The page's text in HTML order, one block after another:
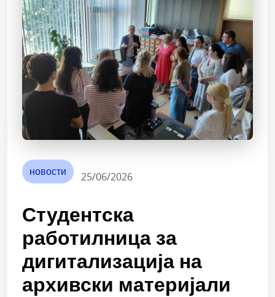
новости 25/06/2026
Студентска
работилница за
дигитализација на
архивски материјали